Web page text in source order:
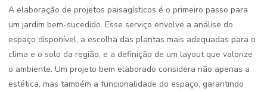
A elaboração de projetos paisagísticos é o primeiro passo para
um jardim bem-sucedido. Esse serviço envolve a análise do
espaço disponível, a escolha das plantas mais adequadas para o
clima e o solo da região, e a definição de um layout que valorize
o ambiente. Um projeto bem elaborado considera não apenas a
estética, mas também a funcionalidade do espaço, garantindo